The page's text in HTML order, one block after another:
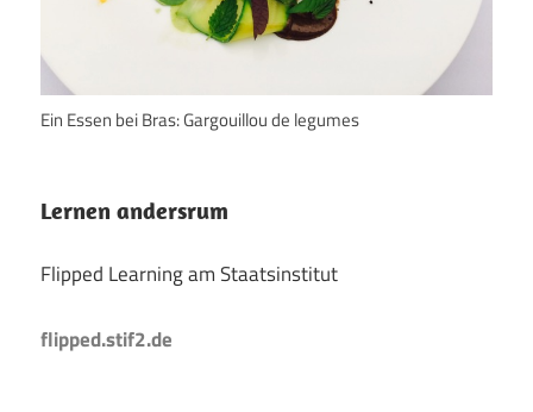
Ein Essen bei Bras: Gargouillou de legumes
Lernen andersrum
Flipped Learning am Staatsinstitut
flipped.stif2.de